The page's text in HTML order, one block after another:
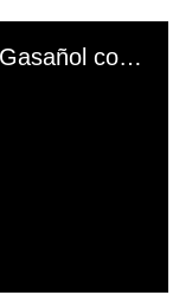
El mal momento de Yanina Gasañol con un hincha argentino en "Subrayado"